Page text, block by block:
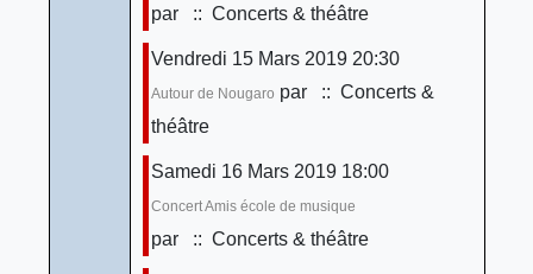
par :: Concerts & théâtre
Vendredi 15 Mars 2019 20:30
Autour de Nougaro par
:: Concerts &
théâtre
Samedi 16 Mars 2019 18:00
Concert Amis école de musique
par :: Concerts & théâtre